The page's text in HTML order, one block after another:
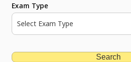
Exam Type
Select Exam Type
Search